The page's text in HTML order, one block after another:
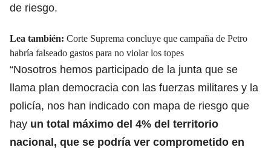
de riesgo.
Lea también: Corte Suprema concluye que campaña de Petro
habría falseado gastos para no violar los topes
“Nosotros hemos participado de la junta que se
llama plan democracia con las fuerzas militares y la
policía, nos han indicado con mapa de riesgo que
hay un total máximo del 4% del territorio
nacional, que se podría ver comprometido en